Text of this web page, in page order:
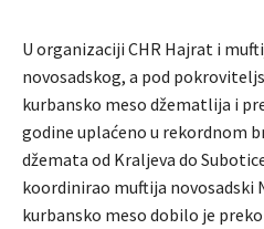
U organizaciji CHR Hajrat i
novosadskog, a pod
kurbansko meso džematlija i
godine uplaćeno u rekordnom
džemata od Kraljeva do
koordinirao muftija novosadski
kurbansko meso dobilo je